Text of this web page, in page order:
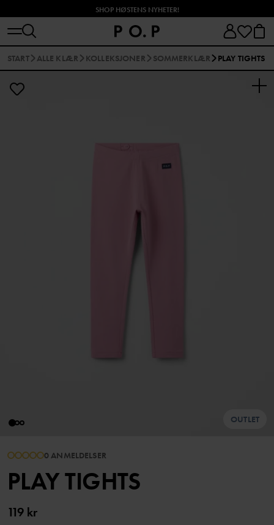
SHOP HØSTENS NYHETER!
START ALLE KLÆR KOLLEKSJONER SOMMERKLÆR PLAY TIGHTS
OUTLET
0 ANMELDELSER
PLAY TIGHTS
119 kr